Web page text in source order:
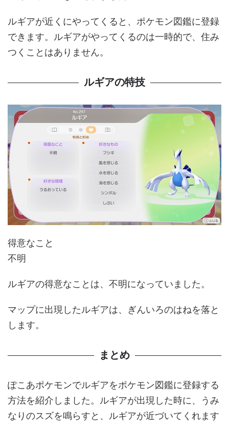
ルギアが近くにやってくると、ポケモン図鑑に登録
できます。ルギアがやってくるのは一時的で、住み
つくことはありません。
ルギアの特技
得意なこと
不明
ルギアの得意なことは、不明になっていました。
マップに出現したルギアは、ぎんいろのはねを落と
します。
まとめ
ぽこあポケモンでルギアをポケモン図鑑に登録する
方法を紹介しました。ルギアが出現した時に、うみ
なりのスズを鳴らすと、ルギアが近づいてくれます